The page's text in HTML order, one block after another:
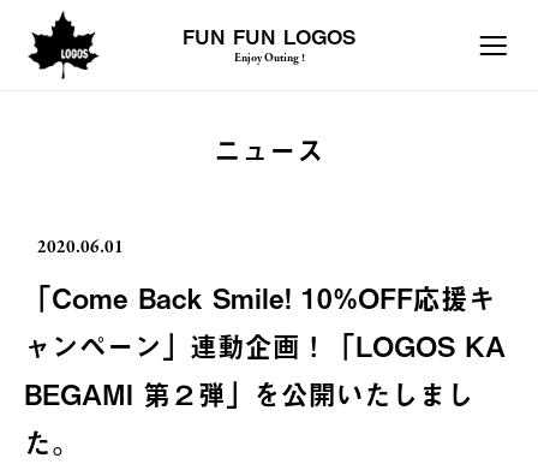
FUN FUN LOGOS
Enjoy Outing !
ニュース
2020.06.01
「Come Back Smile! 10%OFF応援キ
ャンペーン」連動企画！「LOGOS KA
BEGAMI 第２弾」を公開いたしまし
た。